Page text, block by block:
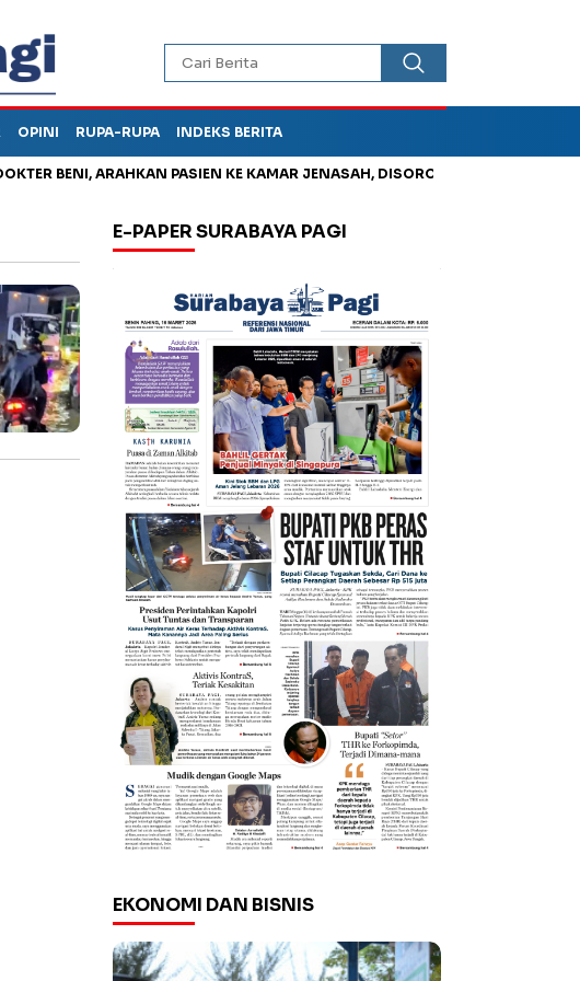
OPINI RUPA-RUPA INDEKS BERITA
BENI, ARAHKAN PASIEN KE KAMAR JENASAH, DISOROT
E-PAPER SURABAYA PAGI
EKONOMI DAN BISNIS